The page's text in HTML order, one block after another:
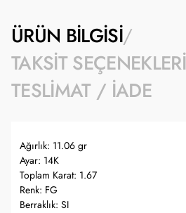
ÜRÜN BILGISI
TAKSIT SEÇENEKLERI
TESLIMAT / İADE
Ağırlık: 11.06 gr
Ayar: 14K
Toplam Karat: 1.67
Renk: FG
Berraklık: SI